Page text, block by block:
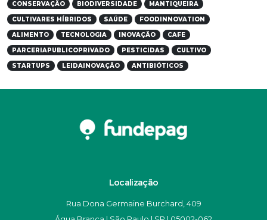
CONSERVAÇÃO BIODIVERSIDADE MANTIQUEIRA
CULTIVARES HÍBRIDOS SAÚDE FOODINNOVATION
ALIMENTO TECNOLOGIA INOVAÇÃO CAFE
PARCERIAPUBLICOPRIVADO PESTICIDAS CULTIVO
STARTUPS LEIDAINOVAÇÃO ANTIBIÓTICOS
Localização
Rua Dona Germaine Burchard, 409